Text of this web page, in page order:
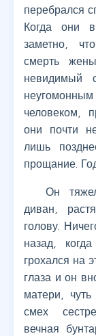
перебрался
Когда они
заметно,
смерть
невидимый
человеком,
они почти
лишь
прощание.
Он
диван,
голову.
назад,
грохался на
глаза и он
матери,
смех
вечная